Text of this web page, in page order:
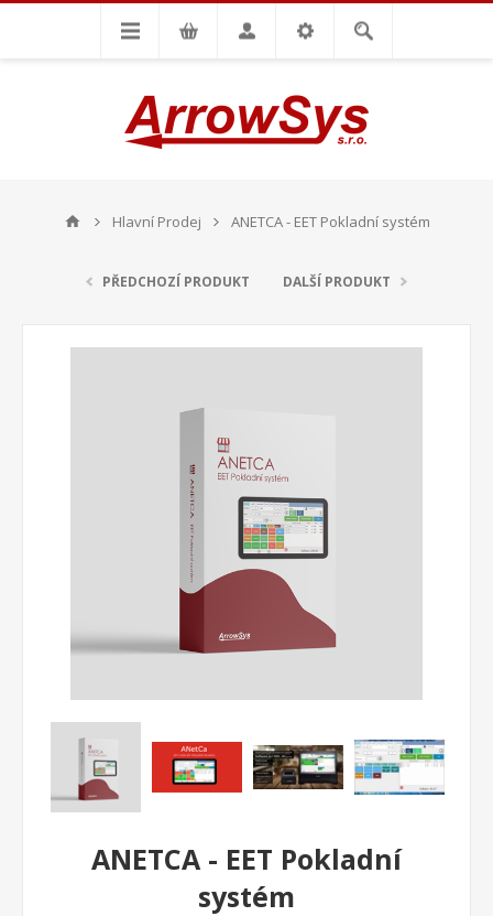
Hlavní Prodej ANETCA - EET Pokladní systém
PŘEDCHOZÍ PRODUKT DALŠÍ PRODUKT
ANETCA - EET Pokladní
systém